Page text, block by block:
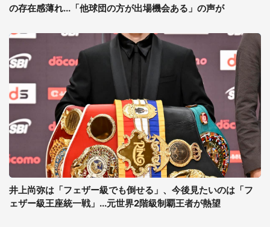
の存在感薄れ...「他球団の方が出場機会ある」の声が
井上尚弥は「フェザー級でも倒せる」、今後見たいのは「フ
ェザー級王座統一戦」...元世界2階級制覇王者が熱望